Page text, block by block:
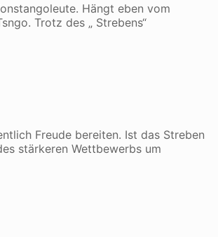
Hängt eben vom
Trotz des „ Strebens“
Freude bereiten. Ist das Streben
stärkeren Wettbewerbs um